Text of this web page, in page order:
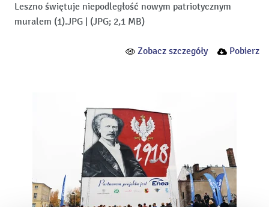
Leszno świętuje niepodległość nowym patriotycznym
muralem (1).JPG
(JPG; 2,1 MB)
Zobacz szczegóły Pobierz